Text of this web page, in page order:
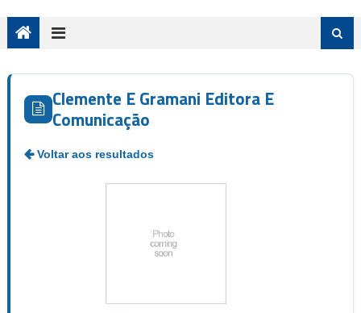
Clemente E Gramani Editora E
Comunicação